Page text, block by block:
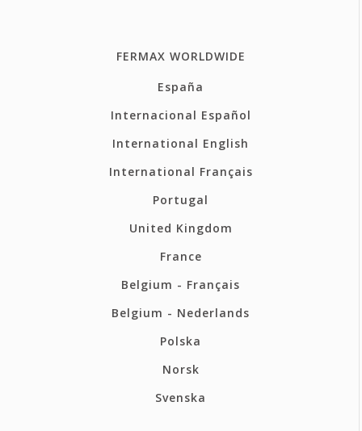
FERMAX WORLDWIDE
España
Internacional Español
International English
International Français
Portugal
United Kingdom
France
Belgium - Français
Belgium - Nederlands
Polska
Norsk
Svenska